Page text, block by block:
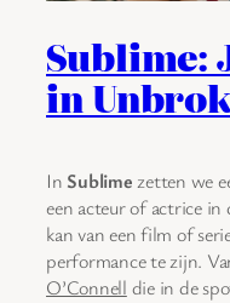
Sublime:
in
In Sublimezetten we
een acteur of actrice
kan van een film of
performance te zijn.
O’Connell die in de